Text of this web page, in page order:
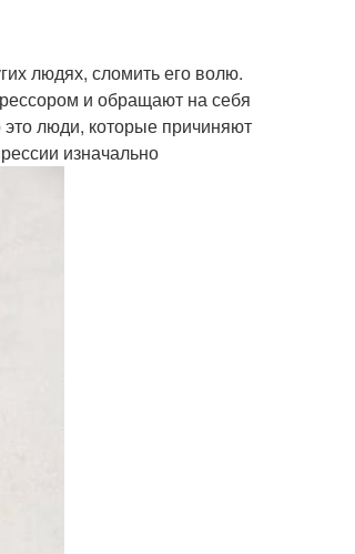
людях, сломить его волю.
и обращают на себя
это люди, которые причиняют
изначально